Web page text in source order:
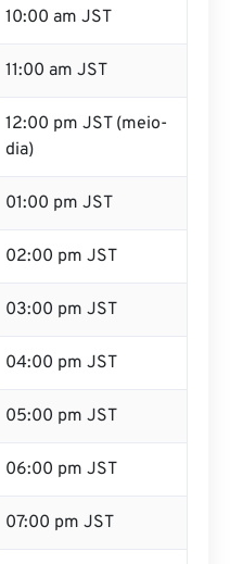
10:00 am JST
11:00 am JST
12:00 pm JST (meio-
dia)
01:00 pm JST
02:00 pm JST
03:00 pm JST
04:00 pm JST
05:00 pm JST
06:00 pm JST
07:00 pm JST